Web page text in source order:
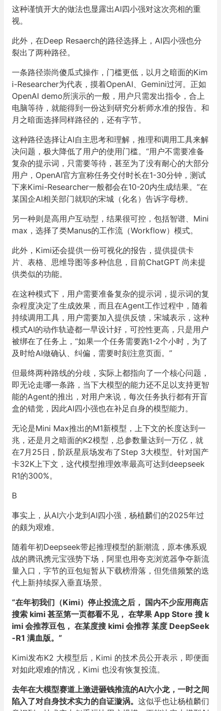
这种谨慎开大的做法也显露出AI四小强对这次亮相的重
视。
此外，在Deep Resaerch的路径选择上，AI四小强也分
裂出了两种路径。
一条路径崇尚傻瓜式操作，门槛更低，以月之暗面的Kim
i-Researcher为代表，摸着OpenAI、Gemini过河。正如
OpenAI demo所演示的一般，用户只需发出指令，合上
电脑等待，就能得到一份达到研究分析师水准的报告。和
月之暗面选择同样路径的，还有字节。
这种路径选择让AI自主思考和理解，推理和调用工具来解
决问题，极大降低了用户的使用门槛。“用户不需要准备
复杂的提示词，只需要等待，甚至为了没有耐心的大部分
用户，OpenAI官方宣称任务交付时长在1-30分钟，测试
下来Kimi-Researcher一般都会在10-20内生成结果。”在
某国企AI相关部门就职的宋城（化名）告诉字母榜。
另一种则是高用户互动型，结果很可控，包括智谱、Mini
max，选择了类Manus的工作流（Workflow）模式。
此外，Kimi还会提供一份可视化的报告，提供提供卡
片、表格、思维导图等多种信息，目前ChatGPT 尚未提
供类似的功能。
在这种模式下，用户需要准备复杂的提示词，提示词的复
杂程度决定了生成效果，而且在Agent工作过程中，随着
持续调用工具，用户需要加入提供反馈，宋城表示，这种
模式AI的动作轨迹都一早设计好，可控性更高，只是用户
被绑在了任务上，“如果一个任务需要跑1-2个小时，为了
及时给AI做确认、纠偏，需要时刻注意页面。”
但最终两种路线的分歧，实际上都指向了一个核心问题，
即无论走哪一条路，当下大模型的能力还不足以支持更智
能的Agent的推出，对用户来说，每次任务执行都有开盲
盒的错觉，因此AI四小强也在补足自身的模型能力。
无论是Mini Max推出的M1新模型，上下文的长度达到一
兆，还是月之暗面的K2模型，总参数量达到一万亿，就
在7月25日，阶跃星辰场发布了Step 3大模型。针对国产
卡32K上下文，这代模型推理效率最高可达到deepseek
R1的300%。
B
事实上，从AI六小龙到AI四小强，杨植麟们的2025年过
的颇为艰难。
随着年初Deepseek带起推理模型的新潮流，原本佛系观
战的腾讯携元宝强势下场，阿里也用夸克浏览器争夺新流
量入口，字节的豆包短暂从下载榜滑落，但凭借频繁的迭
代上新持续探入垂直场景。
“在年初我们（Kimi）停止投流之后， 国内不少应用商店
搜索 kimi 甚至第一页都看不见， 在苹果 App Store 搜 k
imi 会推荐豆包， 在某度搜 kimi 会推荐 某度 DeepSeek
-R1 满血版。”
Kimi发布K2 大模型后，Kimi 的技术员公开表示，即便面
对如此艰难的情况，Kimi 也没有恢复投流。
去年在大模型赛道上激进砸钱推流的AI六小龙，一时之间
陷入了对自身技术实力的自证漩涡。 这似乎也让杨植麟们